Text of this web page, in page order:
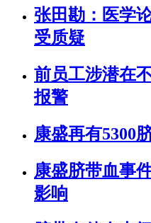
张田勘：医学
受质疑
前员工涉潜在
报警
康盛再有5300
康盛脐带血事
影响